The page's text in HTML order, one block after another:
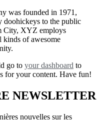
was founded in 1971,
doohickeys to the public
City, XYZ employs
kinds of awesome
go to your dashboard to
for your content. Have fun!
NEWSLETTER
nouvelles sur les